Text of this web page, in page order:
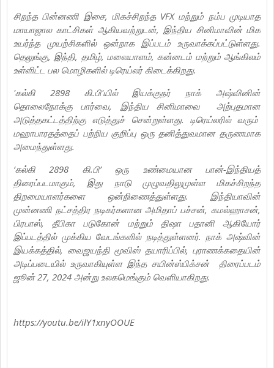
சிறந்த பின்னணி இசை, மிகச்சிறந்த VFX மற்றும் நம்ப முடியாத
மாயாஜால காட்சிகள் ஆகியவற்றுடன், இந்திய சினிமாவின் மிக
உயர்ந்த முயற்சிகளில் ஒன்றாக இப்படம் உருவாக்கப்பட்டுள்ளது.
தெலுங்கு, இந்தி, தமிழ், மலையாளம், கன்னடம் மற்றும் ஆங்கிலம்
உள்ளிட்ட பல மொழிகளில் டிரெய்லர் கிடைக்கிறது.
'கல்கி 2898 கி.பி'யில் இயக்குநர் நாக் அஷ்வினின்
தொலைநோக்கு பார்வை, இந்திய சினிமாவை அற்புதமான
அடுத்தகட்டத்திற்கு எடுத்துச் சென்றுள்ளது. டிரெய்லரில் வரும்
மஹாபாரதத்தைப் பற்றிய குறிப்பு ஒரு தனித்துவமான தருணமாக
அமைந்துள்ளது.
‘கல்கி 2898 கி.பி’ ஒரு உண்மையான பான்-இந்தியத்
திரைப்படமாகும், இது நாடு முழுவதிலுமுள்ள மிகச்சிறந்த
திறமையாளர்களை ஒன்றிணைத்துள்ளது. இந்தியாவின்
முன்னணி நட்சத்திர நடிகர்களான அமிதாப் பச்சன், கமல்ஹாசன்,
பிரபாஸ், தீபிகா படுகோன் மற்றும் திஷா பதானி ஆகியோர்
இப்படத்தில் முக்கிய வேடங்களில் நடித்துள்ளனர். நாக் அஷ்வின்
இயக்கத்தில், வைஜயந்தி மூவிஸ் தயாரிப்பில், புராணக்கதையின்
அடிப்படையில் உருவாகியுள்ள இந்த சயின்ஸ்பிக்சன் திரைப்படம்
ஜூன் 27, 2024 அன்று உலகமெங்கும் வெளியாகிறது.
https://youtu.be/ilY1xnyOOUE